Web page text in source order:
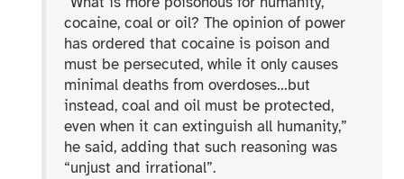
cocaine, coal or oil? The opinion of power
has ordered that cocaine is poison and
must be persecuted, while it only causes
minimal deaths from overdoses…but
instead, coal and oil must be protected,
even when it can extinguish all humanity,”
he said, adding that such reasoning was
“unjust and irrational”.